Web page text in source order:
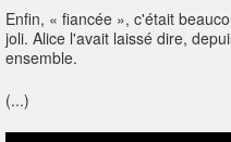
Enfin, « fiancée », c'était
joli. Alice l'avait laissé dire,
ensemble.
(...)